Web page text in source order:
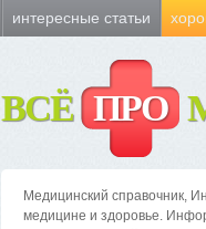
интересные статьи
ВСЁ ПРО
Медицинский справочник,
медицине и здоровье.